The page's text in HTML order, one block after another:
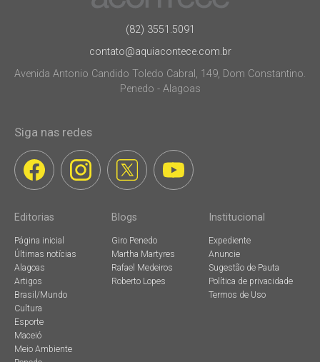
(82) 3551.5091
contato@aquiacontece.com.br
Avenida Antonio Candido Toledo Cabral, 149, Dom Constantino.
Penedo - Alagoas
Siga nas redes
Editorias
Página inicial
Últimas notícias
Alagoas
Artigos
Brasil/Mundo
Cultura
Esporte
Maceió
Meio Ambiente
Blogs
Giro Penedo
Martha Martyres
Rafael Medeiros
Roberto Lopes
Institucional
Expediente
Anuncie
Sugestão de Pauta
Política de privacidade
Termos de Uso